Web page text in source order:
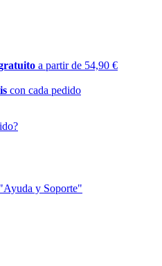
a partir de 54,90 €
con cada pedido
y Soporte"